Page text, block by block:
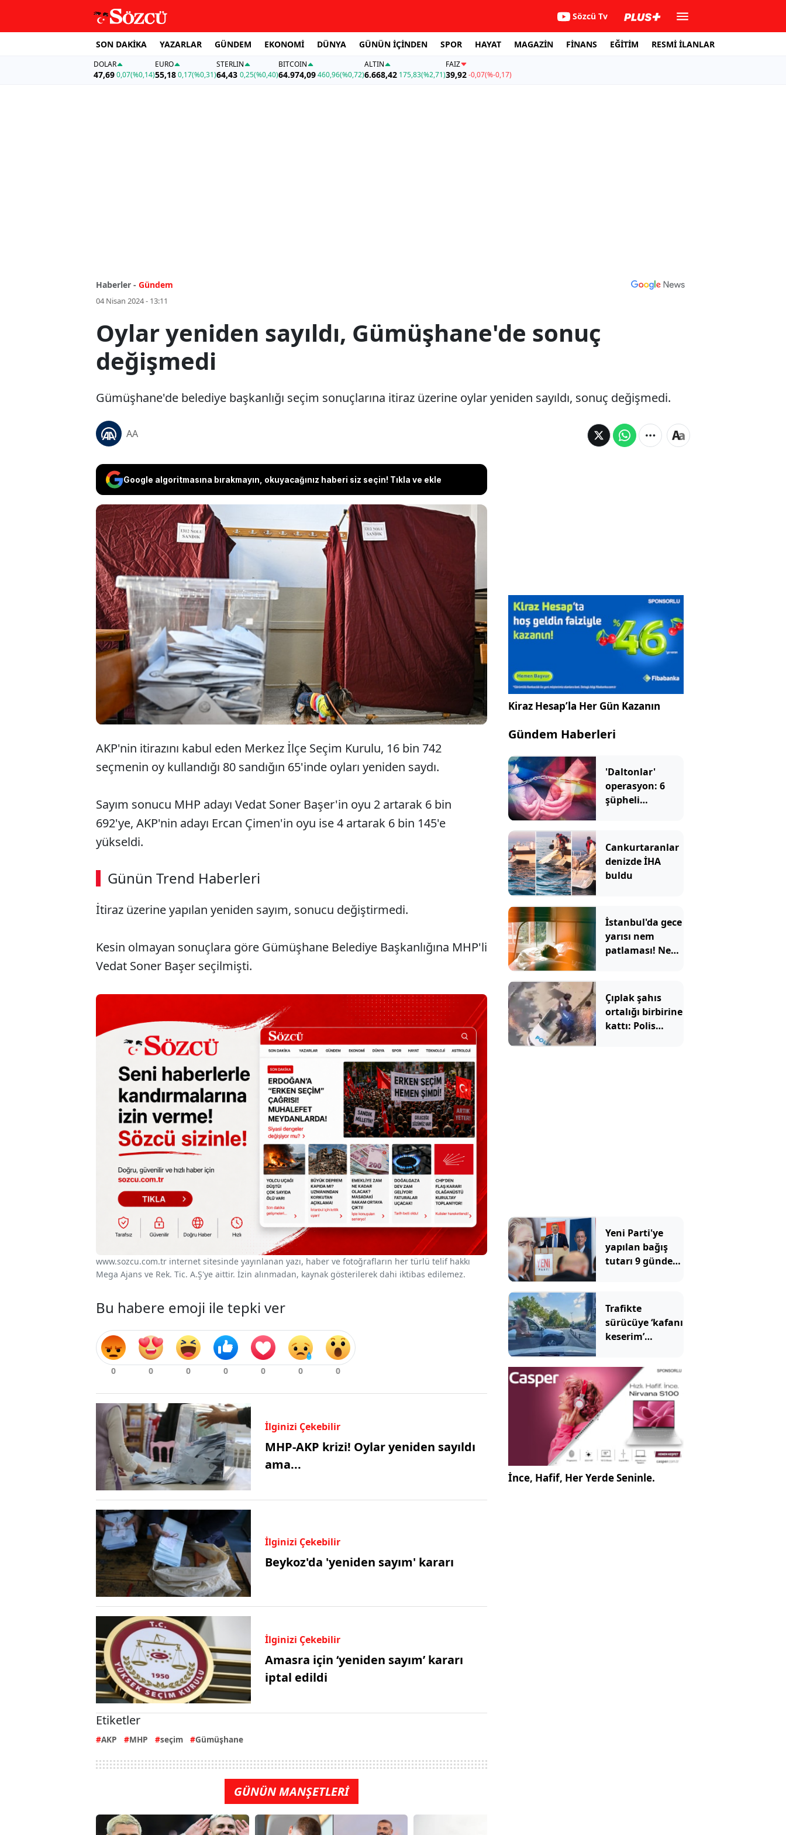
Sözcü Tv
SON DAKİKA YAZARLAR GÜNDEM EKONOMİ DÜNYA GÜNÜN İÇİNDEN SPOR HAYAT MAGAZİN FİNANS EĞİTİM RESMİ İLANLAR
DOLAR
47,690,07(%0,14)
EURO
55,18 0,17(%0,31)
STERLIN
64,43 0,25(%0,40)
BITCOIN
64.974,09460,96(%0,72)
ALTIN
6.668,42 175,83(%2,71)
FAİZ
39,92-0,07(%-0,17)
Haberler - Gündem
04 Nisan 2024 - 13:11
Oylar yeniden sayıldı, Gümüşhane'de sonuç
değişmedi
Gümüşhane'de belediye başkanlığı seçim sonuçlarına itiraz üzerine oylar yeniden sayıldı, sonuç değişmedi.
AA
Google algoritmasına bırakmayın, okuyacağınız haberi siz seçin! Tıkla ve ekle
Gümüşhane'de belediye başkanlığı seçim
sonuçlarına itiraz üzerine oylar yeniden sayıldı,
sonuç değişmedi.
AKP'nin itirazını kabul eden Merkez İlçe Seçim Kurulu, 16 bin 742
seçmenin oy kullandığı 80 sandığın 65'inde oyları yeniden saydı.
Sayım sonucu MHP adayı Vedat Soner Başer'in oyu 2 artarak 6 bin
692'ye, AKP'nin adayı Ercan Çimen'in oyu ise 4 artarak 6 bin 145'e
yükseldi.
Günün Trend Haberleri
00:03 / 08:15
İtiraz üzerine yapılan yeniden sayım, sonucu değiştirmedi.
Kesin olmayan sonuçlara göre Gümüşhane Belediye Başkanlığına MHP'li
Vedat Soner Başer seçilmişti.
www.sozcu.com.tr internet sitesinde yayınlanan yazı, haber ve fotoğrafların her türlü telif hakkı
Mega Ajans ve Rek. Tic. A.Ş'ye aittir. İzin alınmadan, kaynak gösterilerek dahi iktibas edilemez.
Bu habere emoji ile tepki ver
İlginizi Çekebilir
MHP-AKP krizi! Oylar yeniden sayıldı
ama...
İlginizi Çekebilir
Beykoz'da 'yeniden sayım' kararı
İlginizi Çekebilir
Amasra için ‘yeniden sayım’ kararı
iptal edildi
Etiketler
AKP MHP seçim Gümüşhane
GÜNÜN MANŞETLERİ
Kiraz Hesap’la Her Gün Kazanın
Gündem Haberleri
'Daltonlar'
operasyon: 6
şüpheli
Cankurtaranlar
denizde İHA
buldu
İstanbul'da gece
yarısı nem
patlaması! Nem
Çıplak şahıs
ortalığı birbirine
kattı: Polis
Yeni Parti'ye
yapılan bağış
tutarı 9 günde
Trafikte
sürücüye ‘kafanı
keserim’
belli oldu
İnce, Hafif, Her Yerde Seninle.